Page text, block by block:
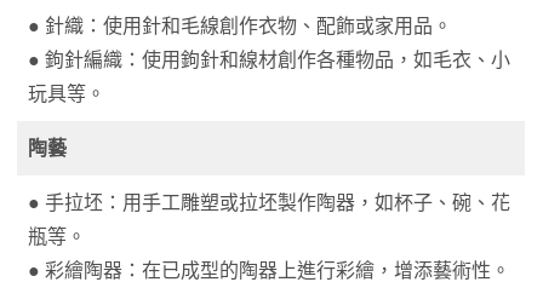
● 針織：使用針和毛線創作衣物、配飾或家用品。
● 鉤針編織：使用鉤針和線材創作各種物品，如毛衣、小
玩具等。
陶藝
● 手拉坯：用手工雕塑或拉坯製作陶器，如杯子、碗、花
瓶等。
● 彩繪陶器：在已成型的陶器上進行彩繪，增添藝術性。